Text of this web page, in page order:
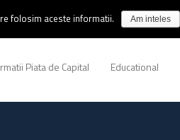
Piata de Capital Educational
folosim aceste informatii. Am inteles